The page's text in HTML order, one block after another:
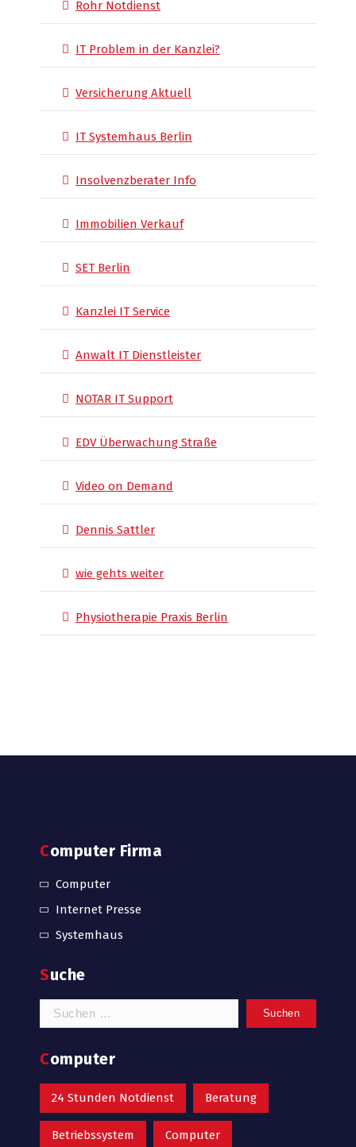
Rohr Notdienst
IT Problem in der Kanzlei?
Versicherung Aktuell
IT Systemhaus Berlin
Insolvenzberater Info
Immobilien Verkauf
SET Berlin
Kanzlei IT Service
Anwalt IT Dienstleister
NOTAR IT Support
EDV Überwachung Straße
Video on Demand
Dennis Sattler
wie gehts weiter
Physiotherapie Praxis Berlin
Computer Firma
Computer
Internet Presse
Systemhaus
Suche
Suchen
Computer
24 Stunden Notdienst Beratung
Betriebssystem Computer